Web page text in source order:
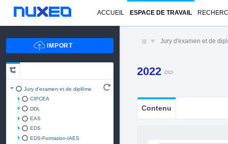
ACCUEIL ESPACE DE TRAVAIL
Jury d'examen et de diplôme
CIPCEA
DDL
EAS
EDS
EDS-Formation-IAES
Jury d'examen et de
2022
Contenu